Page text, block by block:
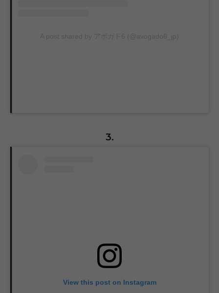
3.
View this post on Instagram